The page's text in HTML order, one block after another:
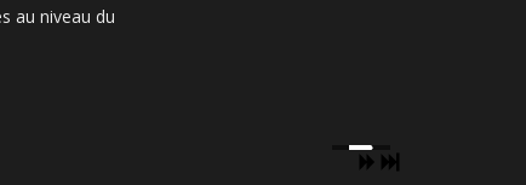
au niveau du